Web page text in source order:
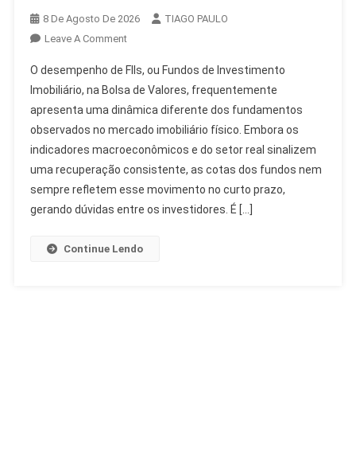
8 De Agosto De 2026
TIAGO PAULO
Leave A CommentOn
De
FIIs:
Entenda
A
Relação
Com
O
Imobiliário
O desempenho de FIIs, ou Fundos de Investimento
Imobiliário, na Bolsa de Valores, frequentemente
apresenta uma dinâmica diferente dos fundamentos
observados no mercado imobiliário físico. Embora os
indicadores macroeconômicos e do setor real sinalizem
uma recuperação consistente, as cotas dos fundos nem
sempre refletem esse movimento no curto prazo,
gerando dúvidas entre os investidores. É […]
Continue Lendo